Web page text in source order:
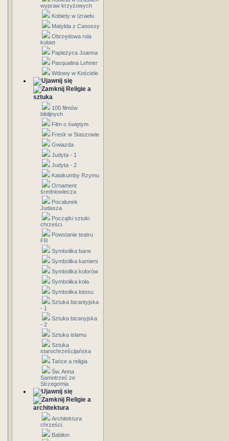
wypraw krzyżowych
Kobiety w Izraelu
Matylda z Canossy
Obrzędowa rola
kobiet
Papieżyca Joanna
Pasqualina Lehner
Wdowy w Kościele
Religie a
sztuka
100 filmów
biblijnych
Film o świętym
Fresk w Staszowie
Gwiazda
Judyta - 1
Judyta - 2
Katakumby Rzymu
Ornament
średniowiecza
Pocałunek
Judasza
Początki sztuki
chrześci.
Powstanie teatru
FR
Symbolika barw
Symbolika kamieni
Symbolika kolorów
Symbolika koła
Symbolika lotosu
Sztuka bizantyjska
- 1
Sztuka bizanyjska
- 2
Sztuka islamu
Sztuka
starochrześcijańska
Tańce a religia
Św. Anna
Samotrzeć ze
Strzegomia
Religie a
architektura
Architektura
chrześci.
Babilon